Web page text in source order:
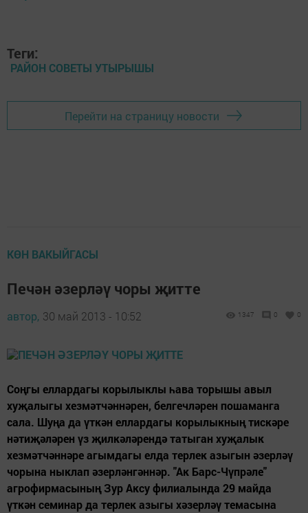
Теги:
РАЙОН СОВЕТЫ УТЫРЫШЫ
Перейти на страницу новости
КӨН ВАКЫЙГАСЫ
Печән әзерләү чоры җитте
автор, 30 май 2013 - 10:52 1347 0 0
Соңгы еллардагы корылыклы һава торышы авыл
хуҗалыгы хезмәтчәннәрен, белгечләрен пошаманга
сала. Шуңа да үткән еллардагы корылыкның тискәре
нәтиҗәләрен үз җилкәләрендә татыган хуҗалык
хезмәтчәннәре агымдагы елда терлек азыгын әзерләү
чорына ныклап әзерләнгәннәр. "Ак Барс-Чүпрәле"
агрофирмасының Зур Аксу филиалында 29 майда
үткән семинар да терлек азыгы хәзерләү темасына